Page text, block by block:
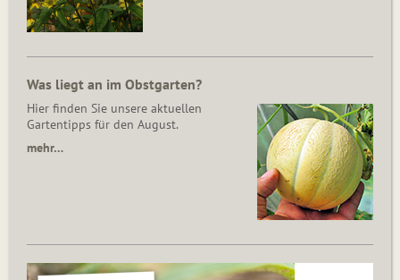
Was liegt an im Obstgarten?
Hier finden Sie unsere aktuellen
Gartentipps für den August.
mehr…